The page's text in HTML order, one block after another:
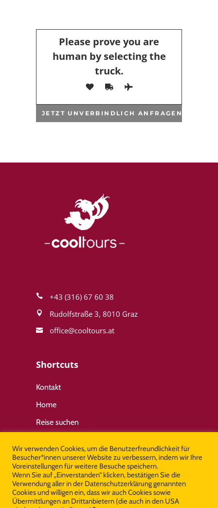
Please prove you are
human by selecting the
truck.
+43 (316) 67 60 38
Rudolfstraße 3, 8010 Graz
office@cool­tours.at
Shortcuts
Kontakt
Home
Reise suchen
Wichtige Links
Allgemeine Geschäftsbedingungen
Impressum
Wir verwenden Cookies, um die Benutzerfreundlichkeit für
Besucher*innen unserer Website zu verbessern, indem wir Ihre
Voreinstellungen für weitere Besuche speichern.
Wenn Sie auf „Einverstanden“ klicken, bestätigen Sie die
Verwendung aller in der Datenschutzerklärung genannten
Cookies und willigen ein, dass wir auch Cookies sowie
Übermittlungen an Drittanbietern (die auch in den USA